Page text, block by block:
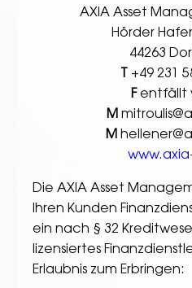
AXIA Asset
Hörder
44263
+49 231
Fentfällt
M
M
Die AXIA Asset
Ihren Kunden
ein nach § 32
lizensiertes
Erlaubnis zum Erbringen: